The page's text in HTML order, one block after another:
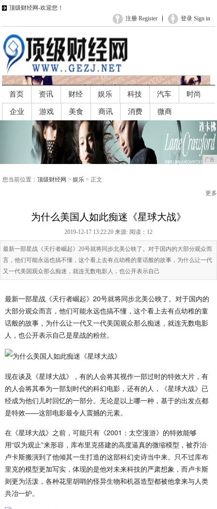
顶级财经网-欢迎您！
登录 Sign in
注册 Register
首页 资讯 财经 娱乐 科技 汽车 时尚
企业 游戏 美食 商讯 消费 微商
广告
您当前位置： 顶级财经网 > 娱乐 > 正文
更多
为什么美国人如此痴迷《星球大战》
2019-12-17 13:22:20 来源: 阅读：12
最新一部星战《天行者崛起》20号就将同步北美公映了。对于国内的大部分观众而
言，他们可能永远也搞不懂，这个看上去有点幼稚的童话般的故事，为什么让一代
又一代美国观众那么痴迷，就连无数电影人，也公开表示自己
最新一部星战《天行者崛起》20号就将同步北美公映了。对于国内的
大部分观众而言，他们可能永远也搞不懂，这个看上去有点幼稚的童
话般的故事，为什么让一代又一代美国观众那么痴迷，就连无数电影
人，也公开表示自己是星战的粉丝。
现在谈及《星球大战》，有的人会将其视作一部过时的特效大片，有
的人会将其奉为一部划时代的科幻电影，还有的人，《星球大战》已
经成为他们儿时回忆的一部分。无论是以上哪一种，基于的出发点都
是特效——这部电影最令人震撼的元素。
在《星球大战》之前，可能只有《2001：太空漫游》的特效能够
用“叹为观止”来形容，库布里克搭建的高度逼真的微缩模型，被乔治·
卢卡斯搬演到了他倾其一生打造的这部科幻史诗当中来。只不过库布
里克的模型更加写实，体现的是他对未来科技的严肃想象，而卢卡斯
则更为活泼，各种花里胡哨的怪异生物和机器造型都被他拿来与人类
共冶一炉。